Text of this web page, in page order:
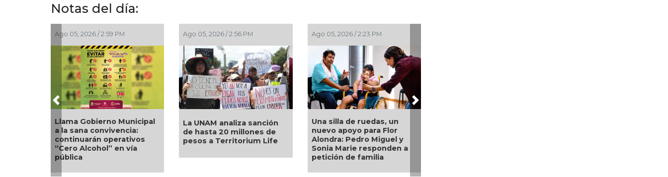
Notas del día:
Ago 04, 2026 / 7:13 PM
León, Oaxaca, Tijuana y
Ciudad de México, sedes
del examen de control de
la UNAM, del 12 al 19 de
agosto
Ago 04, 2026 / 6:53 PM
Vuelca camión con
mezclilla y desatan rapiña
en Axapusco
Ago 04, 2026 / 6:15 PM
Examen de la UNAM:
aspirantes aprobados se
amparan, rechazan repetir
la prueba
Previous Next